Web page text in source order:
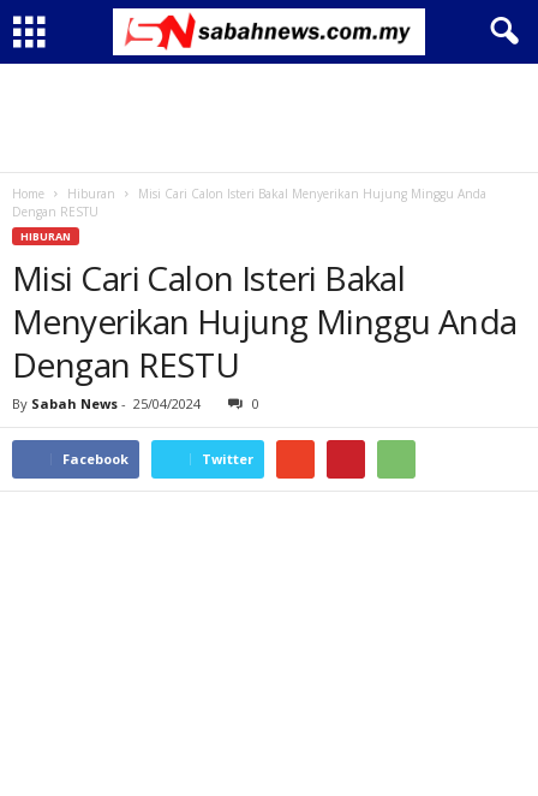
Home Hiburan
Misi Cari Calon Isteri Bakal Menyerikan Hujung Minggu Anda
Dengan RESTU
HIBURAN
Misi Cari Calon Isteri Bakal
Menyerikan Hujung Minggu Anda
Dengan RESTU
By Sabah News - 25/04/2024 0
Facebook Twitter